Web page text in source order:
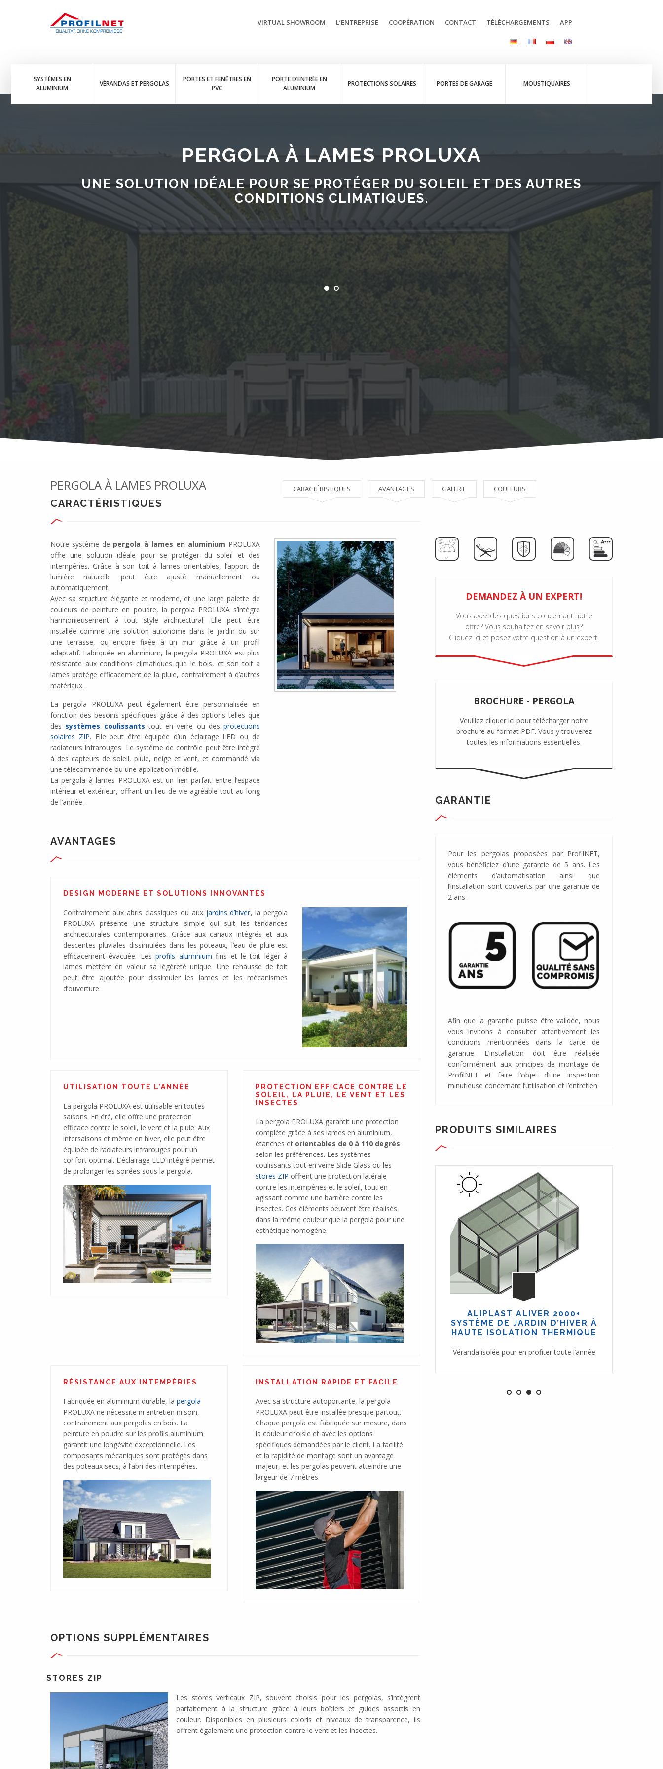
VIRTUAL SHOWROOM L’ENTREPRISE COOPÉRATION CONTACT TÉLÉCHARGEMENTS APP
SYSTÈMES EN
ALUMINIUM
VÉRANDAS ET PERGOLAS
PORTES ET FENÊTRES EN
PVC
PORTE D’ENTRÉE EN
ALUMINIUM
PROTECTIONS SOLAIRES PORTES DE GARAGE MOUSTIQUAIRES
PERGOLA À LAMES PROLUXA
UNE SOLUTION IDÉALE POUR SE PROTÉGER DU SOLEIL ET DES AUTRES
CONDITIONS CLIMATIQUES.
PERGOLA À LAMES PROLUXA CARACTÉRISTIQUES AVANTAGES GALERIE COULEURS
CARACTÉRISTIQUES
Notre système de pergola à lames en aluminium PROLUXA
offre une solution idéale pour se protéger du soleil et des
intempéries. Grâce à son toit à lames orientables, l’apport de
lumière naturelle peut être ajusté manuellement ou
automatiquement.
Avec sa structure élégante et moderne, et une large palette de
couleurs de peinture en poudre, la pergola PROLUXA s’intègre
harmonieusement à tout style architectural. Elle peut être
installée comme une solution autonome dans le jardin ou sur
une terrasse, ou encore fixée à un mur grâce à un profil
adaptatif. Fabriquée en aluminium, la pergola PROLUXA est plus
résistante aux conditions climatiques que le bois, et son toit à
lames protège efficacement de la pluie, contrairement à d’autres
matériaux.
La pergola PROLUXA peut également être personnalisée en
fonction des besoins spécifiques grâce à des options telles que
des systèmes coulissants tout en verre ou des protections
solaires ZIP. Elle peut être équipée d’un éclairage LED ou de
radiateurs infrarouges. Le système de contrôle peut être intégré
à des capteurs de soleil, pluie, neige et vent, et commandé via
une télécommande ou une application mobile.
La pergola à lames PROLUXA est un lien parfait entre l’espace
intérieur et extérieur, offrant un lieu de vie agréable tout au long
de l’année.
AVANTAGES
DESIGN MODERNE ET SOLUTIONS INNOVANTES
Contrairement aux abris classiques ou aux jardins d’hiver, la pergola
PROLUXA présente une structure simple qui suit les tendances
architecturales contemporaines. Grâce aux canaux intégrés et aux
descentes pluviales dissimulées dans les poteaux, l’eau de pluie est
efficacement évacuée. Lesprofils aluminium fins et le toit léger à
lames mettent en valeur sa légèreté unique. Une rehausse de toit
peut être ajoutée pour dissimuler les lames et les mécanismes
d’ouverture.
UTILISATION TOUTE L’ANNÉE
La pergola PROLUXA est utilisable en toutes
saisons. En été, elle offre une protection
efficace contre le soleil, le vent et la pluie. Aux
intersaisons et même en hiver, elle peut être
équipée de radiateurs infrarouges pour un
confort optimal. L’éclairage LED intégré permet
de prolonger les soirées sous la pergola.
PROTECTION EFFICACE CONTRE LE
SOLEIL, LA PLUIE, LE VENT ET LES
INSECTES
La pergola PROLUXA garantit une protection
complète grâce à ses lames en aluminium,
étanches et orientables de 0 à 110 degrés
selon les préférences. Les systèmes
coulissants tout en verre Slide Glass ou les
stores ZIP offrent une protection latérale
contre les intempéries et le soleil, tout en
agissant comme une barrière contre les
insectes. Ces éléments peuvent être réalisés
dans la même couleur que la pergola pour une
esthétique homogène.
RÉSISTANCE AUX INTEMPÉRIES
Fabriquée en aluminium durable, la pergola
PROLUXA ne nécessite ni entretien ni soin,
contrairement aux pergolas en bois. La
peinture en poudre sur les profils aluminium
garantit une longévité exceptionnelle. Les
composants mécaniques sont protégés dans
des poteaux secs, à l’abri des intempéries.
INSTALLATION RAPIDE ET FACILE
Avec sa structure autoportante, la pergola
PROLUXA peut être installée presque partout.
Chaque pergola est fabriquée sur mesure, dans
la couleur choisie et avec les options
spécifiques demandées par le client. La facilité
et la rapidité de montage sont un avantage
majeur, et les pergolas peuvent atteindre une
largeur de 7 mètres.
OPTIONS SUPPLÉMENTAIRES
STORES ZIP
Les stores verticaux ZIP, souvent choisis pour les pergolas, s’intègrent
parfaitement à la structure grâce à leurs boîtiers et guides assortis en
couleur. Disponibles en plusieurs coloris et niveaux de transparence, ils
offrent également une protection contre le vent et les insectes.
DEMANDEZ À UN EXPERT!
Vous avez des questions concernant notre
offre? Vous souhaitez en savoir plus?
Cliquez ici et posez votre question à un expert!
BROCHURE - PERGOLA
Veuillez cliquer ici pour télécharger notre
brochure au format PDF. Vous y trouverez
toutes les informations essentielles.
GARANTIE
Pour les pergolas proposées par ProfilNET,
vous bénéficiez d’une garantie de 5 ans. Les
éléments d’automatisation ainsi que
l’installation sont couverts par une garantie de
2 ans.
Afin que la garantie puisse être validée, nous
vous invitons à consulter attentivement les
conditions mentionnées dans la carte de
garantie. L’installation doit être réalisée
conformément aux principes de montage de
ProfilNET et faire l’objet d’une inspection
minutieuse concernant l’utilisation et l’entretien.
PRODUITS SIMILAIRES
CARPORT PROLUMINA
Une couverture moderne pour votre voiture
ALIPLAST ALIVER 2000+
SYSTÈME DE JARDIN D’HIVER À
HAUTE ISOLATION THERMIQUE
Véranda isolée pour en profiter toute l’année